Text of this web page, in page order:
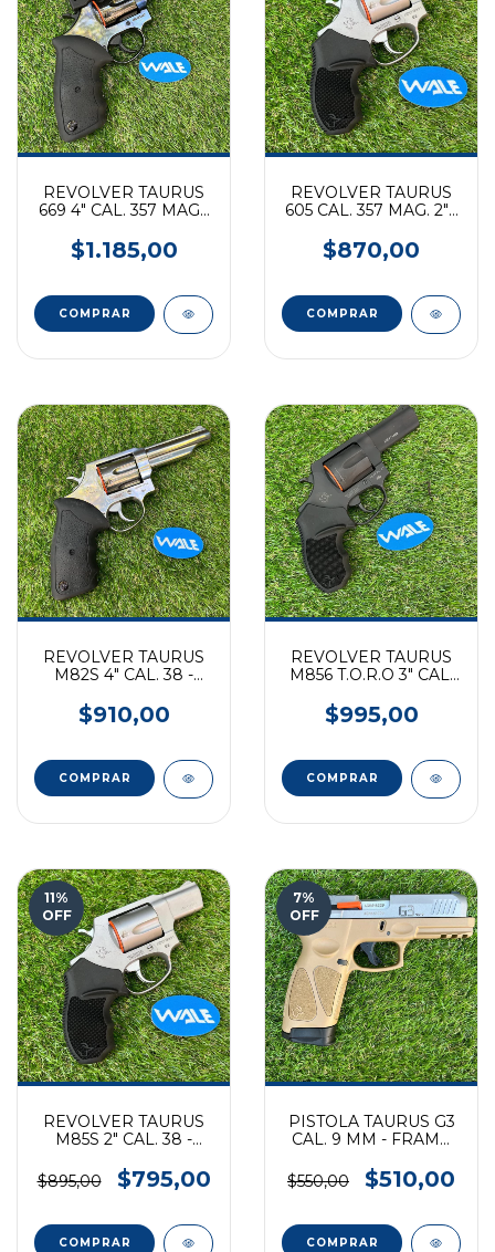
REVOLVER TAURUS
669 4" CAL. 357 MAG -
$1.185,00
REVOLVER TAURUS
605 CAL. 357 MAG. 2" -
$870,00
REVOLVER TAURUS
M82S 4" CAL. 38 -
$910,00
REVOLVER TAURUS
M856 T.O.R.O 3" CAL.
$995,00
11%
OFF
REVOLVER TAURUS
M85S 2" CAL. 38 -
$895,00
$795,00
7%
OFF
PISTOLA TAURUS G3
CAL. 9 MM - FRAME
$550,00
$510,00